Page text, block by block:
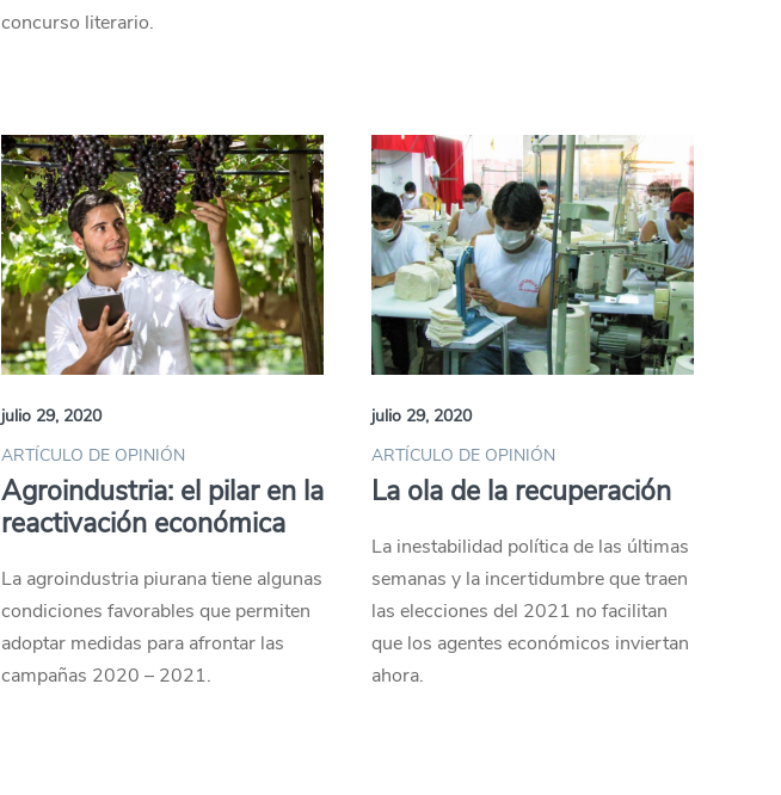
concurso literario.
julio 29, 2020
ARTÍCULO DE OPINIÓN
Agroindustria: el pilar en la
reactivación económica
La agroindustria piurana tiene algunas
condiciones favorables que permiten
adoptar medidas para afrontar las
campañas 2020 – 2021.
julio 29, 2020
ARTÍCULO DE OPINIÓN
La ola de la recuperación
La inestabilidad política de las últimas
semanas y la incertidumbre que traen
las elecciones del 2021 no facilitan
que los agentes económicos inviertan
ahora.